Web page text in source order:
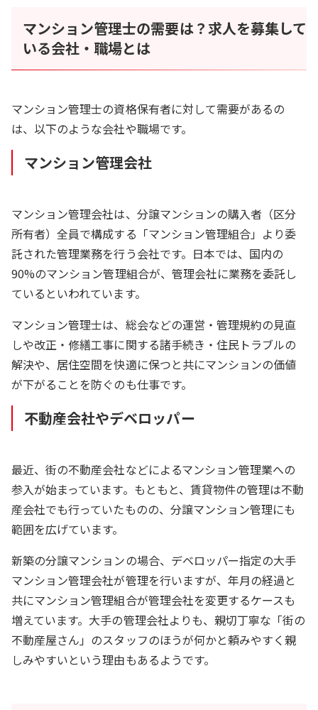
マンション管理士の需要は？求人を募集して
いる会社・職場とは
マンション管理士の資格保有者に対して需要があるの
は、以下のような会社や職場です。
マンション管理会社
マンション管理会社は、分譲マンションの購入者（区分
所有者）全員で構成する「マンション管理組合」より委
託された管理業務を行う会社です。日本では、国内の
90%のマンション管理組合が、管理会社に業務を委託し
ているといわれています。
マンション管理士は、総会などの運営・管理規約の見直
しや改正・修繕工事に関する諸手続き・住民トラブルの
解決や、居住空間を快適に保つと共にマンションの価値
が下がることを防ぐのも仕事です。
不動産会社やデベロッパー
最近、街の不動産会社などによるマンション管理業への
参入が始まっています。もともと、賃貸物件の管理は不動
産会社でも行っていたものの、分譲マンション管理にも
範囲を広げています。
新築の分譲マンションの場合、デベロッパー指定の大手
マンション管理会社が管理を行いますが、年月の経過と
共にマンション管理組合が管理会社を変更するケースも
増えています。大手の管理会社よりも、親切丁寧な「街の
不動産屋さん」のスタッフのほうが何かと頼みやすく親
しみやすいという理由もあるようです。